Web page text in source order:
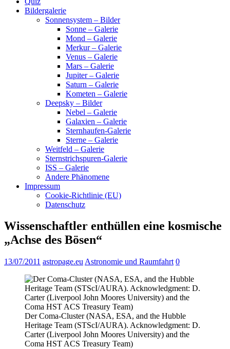
Bildergalerie
Sonnensystem – Bilder
Sonne – Galerie
Mond – Galerie
Merkur – Galerie
Venus – Galerie
Mars – Galerie
Jupiter – Galerie
Saturn – Galerie
Kometen – Galerie
Deepsky – Bilder
Nebel – Galerie
Galaxien – Galerie
Sternhaufen-Galerie
Sterne – Galerie
Weitfeld – Galerie
Sternstrichspuren-Galerie
ISS – Galerie
Andere Phänomene
Impressum
Cookie-Richtlinie (EU)
Datenschutz
Wissenschaftler enthüllen eine kosmische
„Achse des Bösen“
13/07/2011 astropage.eu Astronomie und Raumfahrt 0
Der Coma-Cluster (NASA, ESA, and the Hubble
Heritage Team (STScI/AURA). Acknowledgment: D.
Carter (Liverpool John Moores University) and the
Coma HST ACS Treasury Team)